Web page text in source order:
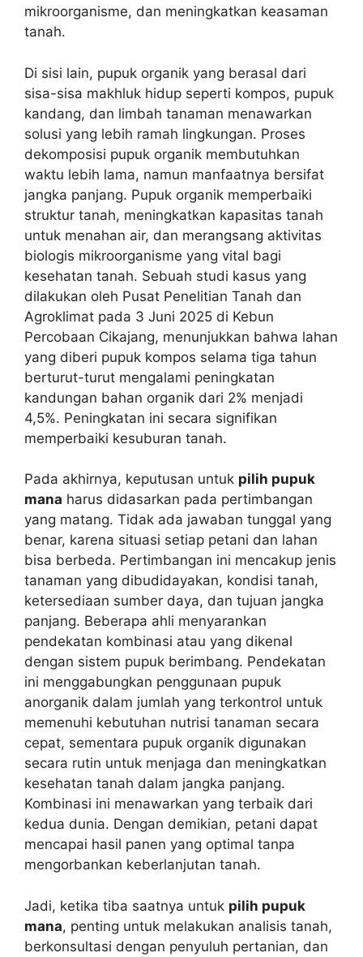
mikroorganisme, dan meningkatkan keasaman
tanah.
Di sisi lain, pupuk organik yang berasal dari
sisa-sisa makhluk hidup seperti kompos, pupuk
kandang, dan limbah tanaman menawarkan
solusi yang lebih ramah lingkungan. Proses
dekomposisi pupuk organik membutuhkan
waktu lebih lama, namun manfaatnya bersifat
jangka panjang. Pupuk organik memperbaiki
struktur tanah, meningkatkan kapasitas tanah
untuk menahan air, dan merangsang aktivitas
biologis mikroorganisme yang vital bagi
kesehatan tanah. Sebuah studi kasus yang
dilakukan oleh Pusat Penelitian Tanah dan
Agroklimat pada 3 Juni 2025 di Kebun
Percobaan Cikajang, menunjukkan bahwa lahan
yang diberi pupuk kompos selama tiga tahun
berturut-turut mengalami peningkatan
kandungan bahan organik dari 2% menjadi
4,5%. Peningkatan ini secara signifikan
memperbaiki kesuburan tanah.
Pada akhirnya, keputusan untuk pilih pupuk
mana harus didasarkan pada pertimbangan
yang matang. Tidak ada jawaban tunggal yang
benar, karena situasi setiap petani dan lahan
bisa berbeda. Pertimbangan ini mencakup jenis
tanaman yang dibudidayakan, kondisi tanah,
ketersediaan sumber daya, dan tujuan jangka
panjang. Beberapa ahli menyarankan
pendekatan kombinasi atau yang dikenal
dengan sistem pupuk berimbang. Pendekatan
ini menggabungkan penggunaan pupuk
anorganik dalam jumlah yang terkontrol untuk
memenuhi kebutuhan nutrisi tanaman secara
cepat, sementara pupuk organik digunakan
secara rutin untuk menjaga dan meningkatkan
kesehatan tanah dalam jangka panjang.
Kombinasi ini menawarkan yang terbaik dari
kedua dunia. Dengan demikian, petani dapat
mencapai hasil panen yang optimal tanpa
mengorbankan keberlanjutan tanah.
Jadi, ketika tiba saatnya untuk pilih pupuk
mana, penting untuk melakukan analisis tanah,
berkonsultasi dengan penyuluh pertanian, dan